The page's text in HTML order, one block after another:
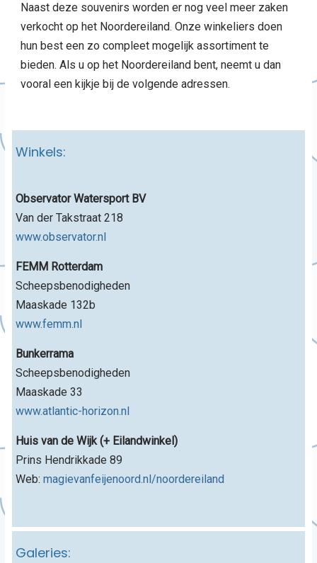
Naast deze souvenirs worden er nog veel meer zaken
verkocht op het Noordereiland. Onze winkeliers doen
hun best een zo compleet mogelijk assortiment te
bieden. Als u op het Noordereiland bent, neemt u dan
vooral een kijkje bij de volgende adressen.
Winkels:
Observator Watersport BV
Van der Takstraat 218
www.observator.nl
FEMM Rotterdam
Scheepsbenodigheden
Maaskade 132b
www.femm.nl
Bunkerrama
Scheepsbenodigheden
Maaskade 33
www.atlantic-horizon.nl
Huis van de Wijk (+ Eilandwinkel)
Prins Hendrikkade 89
Web: magievanfeijenoord.nl/noordereiland
Galeries: